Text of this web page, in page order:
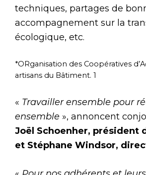
techniques, partages de
accompagnement sur la
écologique, etc.
*ORganisation des Coopératives
artisans du Bâtiment. 1
« Travailler ensemble pour
ensemble », annoncent
Joël Schoenher, président
et Stéphane Windsor,